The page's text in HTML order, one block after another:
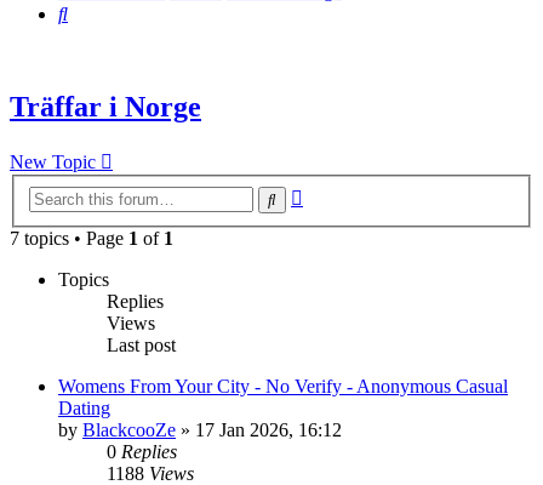
Search
Träffar i Norge
New Topic
Search
7 topics • Page 1 of 1
Topics
Replies
Views
Last post
Womens From Your City - No Verify - Anonymous Casual
Dating
by BlackcooZe » 17 Jan 2026, 16:12
0 Replies
1188 Views